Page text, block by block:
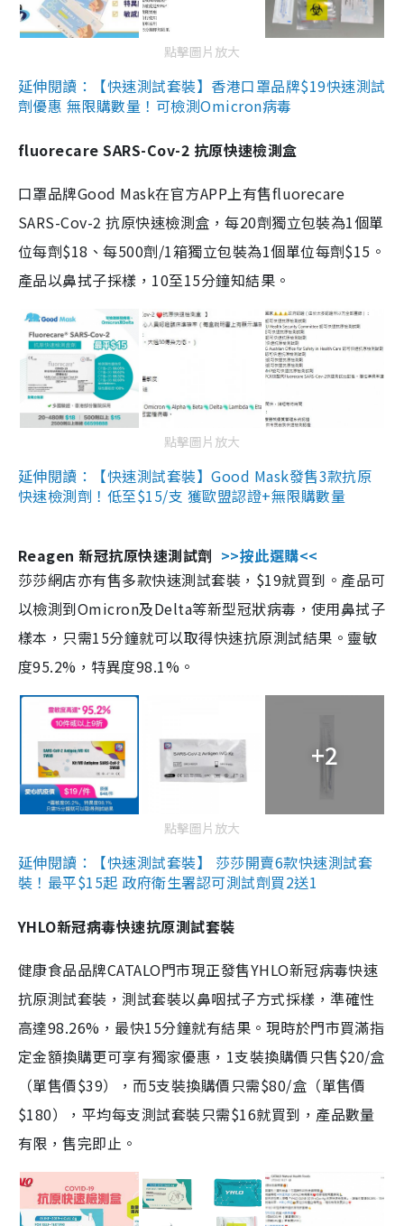
點擊圖片放大
延伸閱讀：【快速測試套裝】香港口罩品牌$19快速測試
劑優惠 無限購數量！可檢測Omicron病毒
fluorecare SARS-Cov-2 抗原快速檢測盒
口罩品牌Good Mask在官方APP上有售fluorecare
SARS-Cov-2 抗原快速檢測盒，每20劑獨立包裝為1個單
位每劑$18、每500劑/1箱獨立包裝為1個單位每劑$15。
產品以鼻拭子採樣，10至15分鐘知結果。
點擊圖片放大
延伸閱讀：【快速測試套裝】Good Mask發售3款抗原
快速檢測劑！低至$15/支 獲歐盟認證+無限購數量
Reagen 新冠抗原快速測試劑 >>按此選購<<
莎莎網店亦有售多款快速測試套裝，$19就買到。產品可
以檢測到Omicron及Delta等新型冠狀病毒，使用鼻拭子
樣本，只需15分鐘就可以取得快速抗原測試結果。靈敏
度95.2%，特異度98.1%。
+2
點擊圖片放大
延伸閱讀：【快速測試套裝】 莎莎開賣6款快速測試套
裝！最平$15起 政府衛生署認可測試劑買2送1
YHLO新冠病毒快速抗原測試套裝
健康食品品牌CATALO門市現正發售YHLO新冠病毒快速
抗原測試套裝，測試套裝以鼻咽拭子方式採樣，準確性
高達98.26%，最快15分鐘就有結果。現時於門市買滿指
定金額換購更可享有獨家優惠，1支裝換購價只售$20/盒
（單售價$39），而5支裝換購價只需$80/盒（單售價
$180），平均每支測試套裝只需$16就買到，產品數量
有限，售完即止。